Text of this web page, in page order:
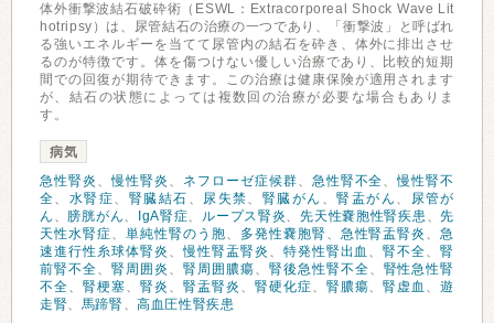
体外衝撃波結石破砕術（ESWL：Extracorporeal Shock Wave Lit
hotripsy）は、尿管結石の治療の一つであり、「衝撃波」と呼ばれ
る強いエネルギーを当てて尿管内の結石を砕き、体外に排出させ
るのが特徴です。体を傷つけない優しい治療であり、比較的短期
間での回復が期待できます。この治療は健康保険が適用されます
が、結石の状態によっては複数回の治療が必要な場合もありま
す。
病気
急性腎炎 、慢性腎炎 、 ネフローゼ症候群、 急性腎不全、慢性腎不
全、 水腎症、 腎臓結石 、 尿失禁、 腎臓がん 、腎盂がん 、
尿管が
ん 、 膀胱がん、 IgA腎症、 ループス腎炎、先天性嚢胞性腎疾患 、先
天性水腎症、 単純性腎のう胞、 多発性嚢胞腎、 急性腎盂腎炎 、急
速進行性糸球体腎炎 、慢性腎盂腎炎 、 特発性腎出血 、腎不全、腎
前腎不全、 腎周囲炎 、 腎周囲膿瘍、 腎後急性腎不全、 腎性急性腎
不全、 腎梗塞、 腎炎 、 腎盂腎炎 、 腎硬化症、 腎膿瘍、腎虚血 、遊
走腎、 馬蹄腎、高血圧性腎疾患